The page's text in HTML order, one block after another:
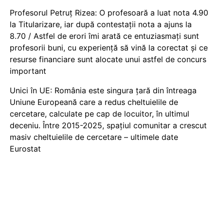
Profesorul Petruț Rizea: O profesoară a luat nota 4.90
la Titularizare, iar după contestații nota a ajuns la
8.70 / Astfel de erori îmi arată ce entuziasmați sunt
profesorii buni, cu experiență să vină la corectat și ce
resurse financiare sunt alocate unui astfel de concurs
important
Unici în UE: România este singura țară din întreaga
Uniune Europeană care a redus cheltuielile de
cercetare, calculate pe cap de locuitor, în ultimul
deceniu. Între 2015-2025, spațiul comunitar a crescut
masiv cheltuielile de cercetare – ultimele date
Eurostat